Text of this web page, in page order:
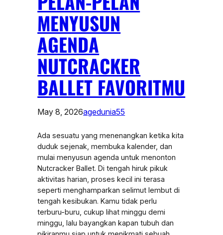
MENYUSUN
AGENDA
NUTCRACKER
BALLET FAVORITMU
May 8, 2026agedunia55
Ada sesuatu yang menenangkan ketika kita
duduk sejenak, membuka kalender, dan
mulai menyusun agenda untuk menonton
Nutcracker Ballet. Di tengah hiruk pikuk
aktivitas harian, proses kecil ini terasa
seperti menghamparkan selimut lembut di
tengah kesibukan. Kamu tidak perlu
terburu-buru, cukup lihat minggu demi
minggu, lalu bayangkan kapan tubuh dan